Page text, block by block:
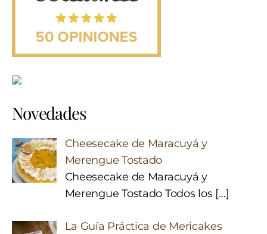
Novedades
Cheesecake de Maracuyá y
Merengue Tostado
Cheesecake de Maracuyá y
Merengue Tostado Todos los […]
La Guía Práctica de Mericakes